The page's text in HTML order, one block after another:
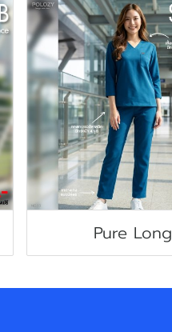
Pure Long